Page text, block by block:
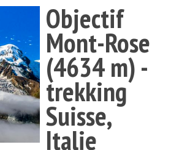
OK
Objectif
Mont-Rose
(4634 m) -
trekking
Suisse,
Italie